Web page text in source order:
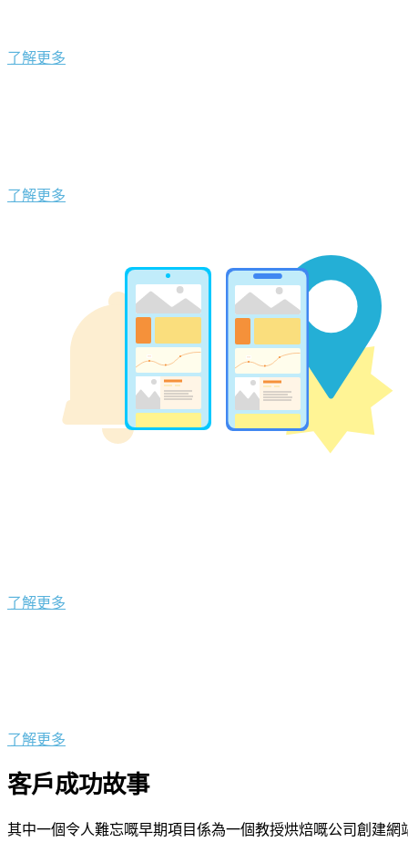
了解更多
了解更多
了解更多
了解更多
客戶成功故事
其中一個令人難忘嘅早期項目係為一個教授烘焙嘅公司創建